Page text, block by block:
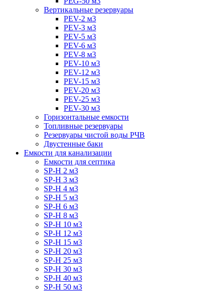
Вертикальные резервуары
PEV-2 м3
PEV-3 м3
PEV-5 м3
PEV-6 м3
PEV-8 м3
PEV-10 м3
PEV-12 м3
PEV-15 м3
PEV-20 м3
PEV-25 м3
PEV-30 м3
Горизонтальные емкости
Топливные резервуары
Резервуары чистой воды РЧВ
Двустенные баки
Емкости для канализации
Емкости для септика
SP-H 2 м3
SP-H 3 м3
SP-H 4 м3
SP-H 5 м3
SP-H 6 м3
SP-H 8 м3
SP-H 10 м3
SP-H 12 м3
SP-H 15 м3
SP-H 20 м3
SP-H 25 м3
SP-H 30 м3
SP-H 40 м3
SP-H 50 м3